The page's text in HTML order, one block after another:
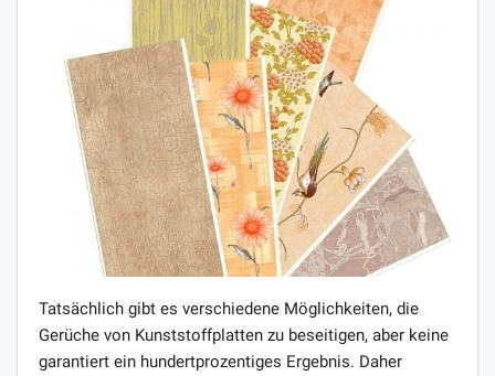
Tatsächlich gibt es verschiedene Möglichkeiten, die
Gerüche von Kunststoffplatten zu beseitigen, aber keine
garantiert ein hundertprozentiges Ergebnis. Daher